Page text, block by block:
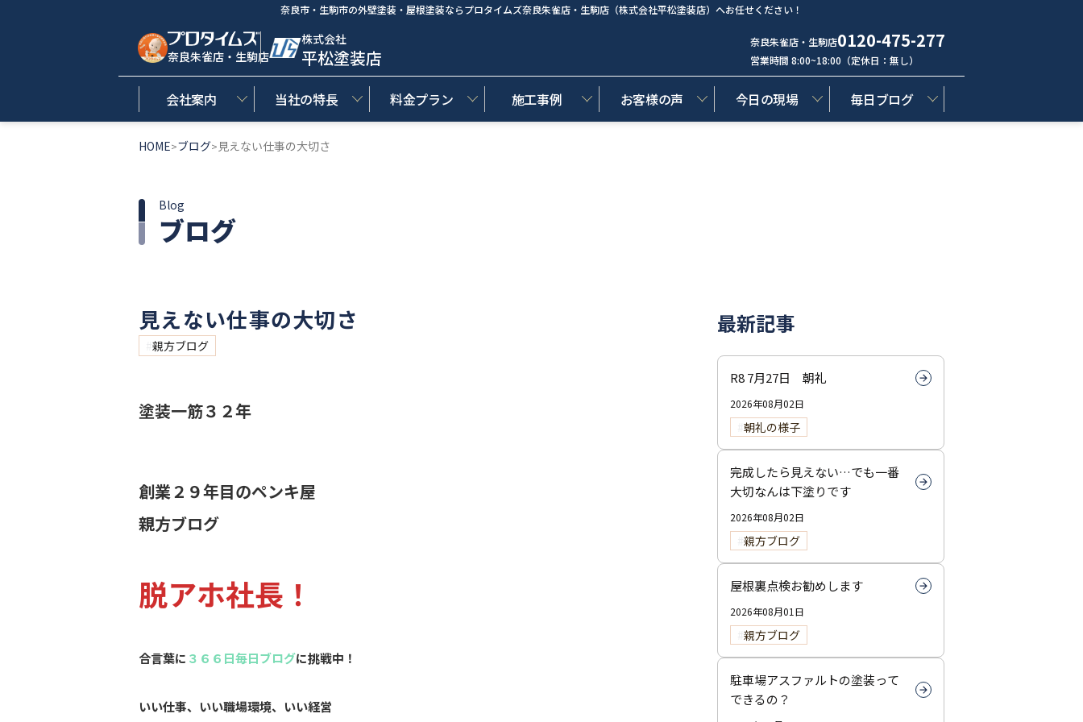
奈良市・生駒市の外壁塗装・屋根塗装ならプロタイムズ奈良朱雀店・生駒店（株式会社平松塗装店）へお任せください！
奈良朱雀店・生駒店
株式会社
平松塗装店
奈良朱雀店・生駒店0120-475-277
営業時間 8:00~18:00（定休日：無し）
会社案内 当社の特長 料金プラン 施工事例 お客様の声 今日の現場 毎日ブログ
HOME>ブログ>見えない仕事の大切さ
ブログ
Blog
見えない仕事の大切さ
親方ブログ
塗装一筋３２年
創業２９年目のペンキ屋
親方ブログ
脱アホ社長！
合言葉に ３６６日毎日ブログに挑戦中！
いい仕事、いい職場環境、いい経営
最新記事
R8 7月27日 朝礼
2026年08月02日
朝礼の様子
完成したら見えない…でも一番
大切なんは下塗りです
2026年08月02日
親方ブログ
屋根裏点検お勧めします
2026年08月01日
親方ブログ
駐車場アスファルトの塗装って
できるの？